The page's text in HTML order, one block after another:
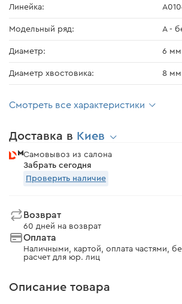
Линейка:
Модельный ряд: А -
Диаметр: 6 мм
Диаметр хвостовика: 8 мм
Смотреть все характеристики
Доставка в Киев
Самовывоз из салона
Забрать сегодня
Проверить наличие
Возврат
60 дней на возврат
Оплата
Наличными, картой, оплата частями,
расчет для юр. лиц
Описание товара